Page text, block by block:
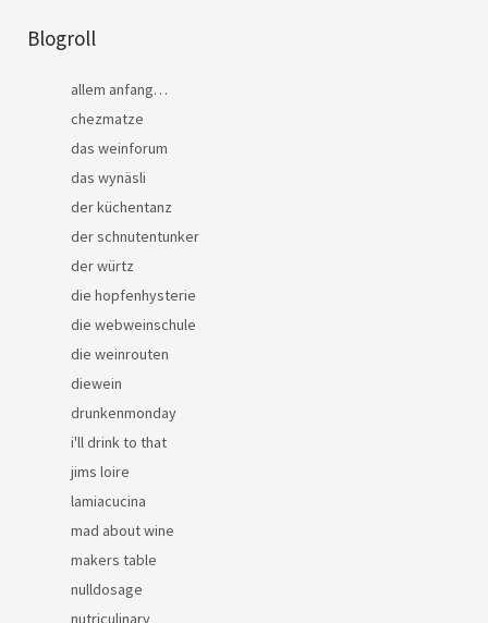
Blogroll
allem anfang…
chezmatze
das weinforum
das wynäsli
der küchentanz
der schnutentunker
der würtz
die hopfenhysterie
die webweinschule
die weinrouten
diewein
drunkenmonday
i'll drink to that
jims loire
lamiacucina
mad about wine
makers table
nulldosage
nutriculinary